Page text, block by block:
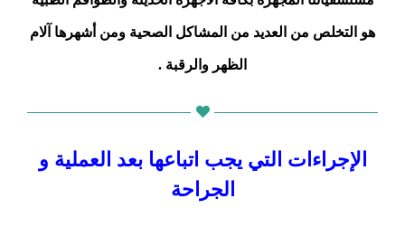
هو التخلص من العديد من المشاكل الصحية ومن أشهرها آلام
الظهر والرقبة .
الإجراءات التي يجب اتباعها بعد العملية و
الجراحة